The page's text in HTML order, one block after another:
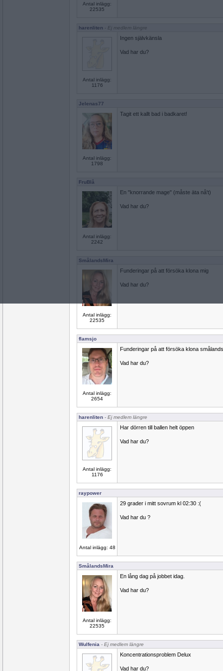
Antal inlägg:
22535
harenliten - Ej medlem längre
Antal inlägg:
1176
Ingen självkänsla
Vad har du?
Jelenas77
Antal inlägg:
1798
Tagit ett kallt bad i badkaret!
FruBlå
Antal inlägg:
2242
En "knorrande mage" (måste äta nå't)
Vad har du?
SmålandsMira
Antal inlägg:
22535
Funderingar på att försöka klona mig
Vad har du?
flamsjo
Antal inlägg:
2654
Funderingar på att försöka klona
Vad har du?
harenliten - Ej medlem längre
Antal inlägg:
1176
Har dörren till ballen helt öppen
Vad har du?
raypower
Antal inlägg: 48
29 grader i mitt sovrum kl 02:30 :(
Vad har du ?
SmålandsMira
Antal inlägg:
22535
En lång dag på jobbet idag.
Vad har du?
Wulfenia - Ej medlem längre
Koncentrationsproblem Delux
Vad har du?